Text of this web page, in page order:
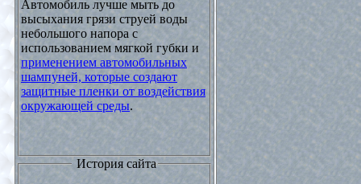
Автомобиль лучше мыть до
высыхания грязи струей воды
небольшого напора с
использованием мягкой губки и
применением автомобильных
шампуней, которые создают
защитные пленки от воздействия
окружающей среды.
История сайта